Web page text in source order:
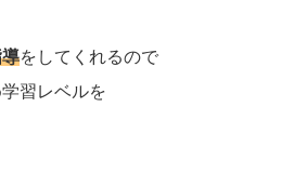
をしてくれるので
習レベルを